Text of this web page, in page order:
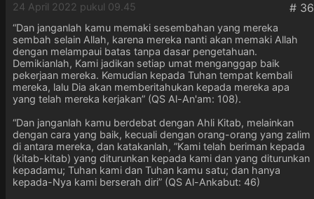
24 April 2022 pukul 09.45
“Dan janganlah kamu memaki sesembahan yang mereka
sembah selain Allah, karena mereka nanti akan memaki Allah
dengan melampaui batas tanpa dasar pengetahuan.
Demikianlah, Kami jadikan setiap umat menganggap baik
pekerjaan mereka. Kemudian kepada Tuhan tempat kembali
mereka, lalu Dia akan memberitahukan kepada mereka apa
yang telah mereka kerjakan” (QS Al-An'am: 108).
“Dan janganlah kamu berdebat dengan Ahli Kitab, melainkan
dengan cara yang baik, kecuali dengan orang-orang yang zalim
di antara mereka, dan katakanlah, ”Kami telah beriman kepada
(kitab-kitab) yang diturunkan kepada kami dan yang diturunkan
kepadamu; Tuhan kami dan Tuhan kamu satu; dan hanya
kepada-Nya kami berserah diri” (QS Al-Ankabut: 46)